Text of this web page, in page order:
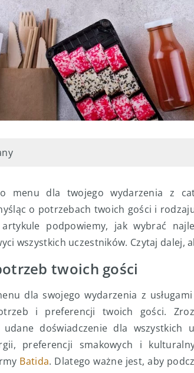
menu dla twojego wydarzenia z
o potrzebach twoich gości i
podpowiemy, jak wybrać
wszystkich uczestników. Czytaj dalej,
twoich gości
dla swojego wydarzenia z
i preferencji twoich gości.
doświadczenie dla wszystkich
preferencji smakowych i
Batida. Dlatego ważne jest, aby